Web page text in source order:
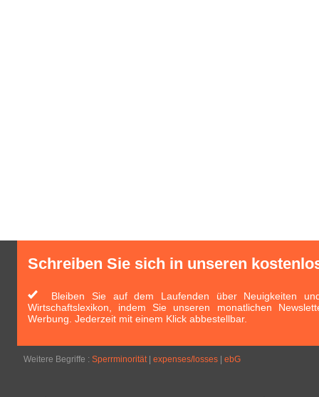
Schreiben Sie sich in unseren
Bleiben Sie auf dem Laufenden über Neuigkeiten
Wirtschaftslexikon, indem Sie unseren monatlichen
Werbung. Jederzeit mit einem Klick abbestellbar.
Weitere Begriffe : Sperrminorität| expenses/losses ebG